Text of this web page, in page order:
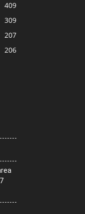
409
309
207
206